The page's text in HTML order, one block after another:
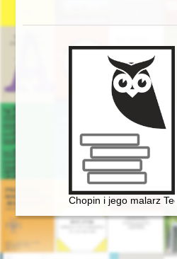
Chopin i jego malarz